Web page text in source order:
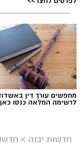
גיוס
במסגרת התפקיד
החינוך וההדרכה
ופרויקטים
מחפשים עורך דין
לרשימה המלאה כנסו
חדשות יבנה >